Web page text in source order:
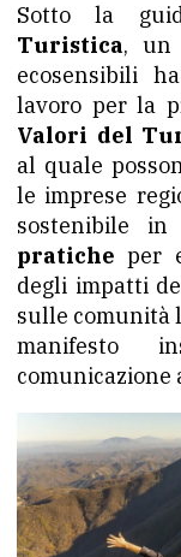
Sotto la
Turistica, un
ecosensibili
lavoro per la
Valori del
al quale
le imprese
sostenibile in
pratiche per
degli impatti
sulle comunità
manifesto
comunicazione